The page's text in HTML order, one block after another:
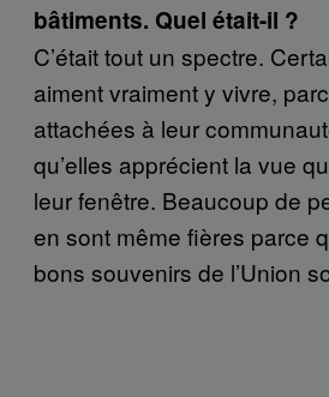
bâtiments. Quel était-il ?
C’était tout un spectre.
aiment vraiment y vivre,
attachées à leur
qu’elles apprécient la vue
leur fenêtre. Beaucoup de
en sont même fières parce
bons souvenirs de l’Union